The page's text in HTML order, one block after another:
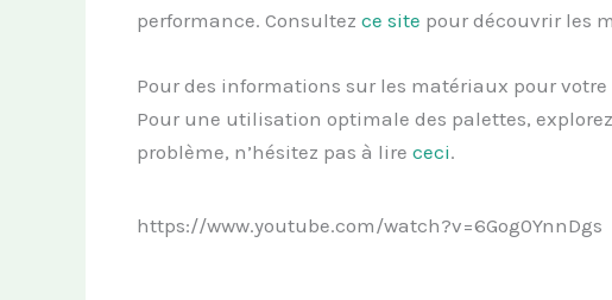
performance. Consultez ce site pour découvrir les
Pour des informations sur les matériaux pour
Pour une utilisation optimale des palettes, explorez
problème, n’hésitez pas à lire ceci.
https://www.youtube.com/watch?v=6Gog0YnnDgs